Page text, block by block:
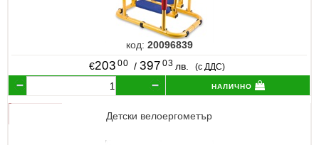
код: 20096839
€203 00 / 397 03 лв. (с ДДС)
налично
Детски велоергометър